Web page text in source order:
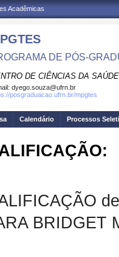
Acadêmicas
DE PÓS-
DE CIÊNCIAS DA SAÚDE
dyego.souza@ufrn.br
posgraduacao.ufrn.br/mpgtes
Calendário Processos
BRIDGET